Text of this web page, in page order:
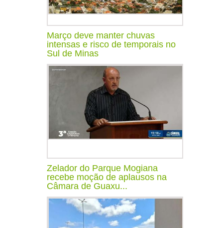
Março deve manter chuvas
intensas e risco de temporais no
Sul de Minas
Zelador do Parque Mogiana
recebe moção de aplausos na
Câmara de Guaxu...